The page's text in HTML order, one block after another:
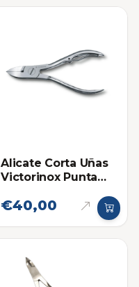
Alicate Corta Uñas
Victorinox Punta
€40,00